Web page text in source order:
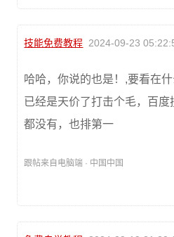
技能免费教程 2024-09-23
哈哈，你说的也是！,要看在
已经是天价了打击个毛，百
都没有，也排第一
跟帖来自电脑端 · 中国中国